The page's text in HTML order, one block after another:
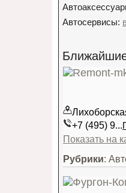
Автосервисы:
Ближайшие
+7 (495) 9...
Показать на
Рубрики: